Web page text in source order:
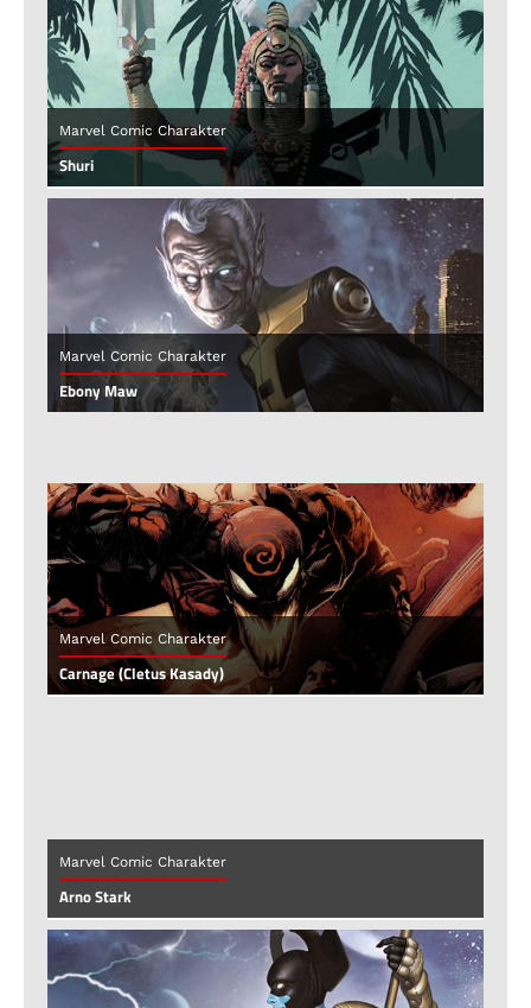
Marvel Comic Charakter
Shuri
Marvel Comic Charakter
Ebony Maw
Marvel Comic Charakter
Carnage (Cletus Kasady)
Marvel Comic Charakter
Arno Stark